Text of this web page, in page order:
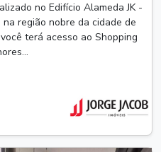
no Edifício Alameda JK -
região nobre da cidade de
terá acesso ao Shopping